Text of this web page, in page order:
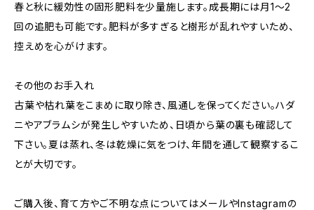
春と秋に緩効性の固形肥料を少量施します。成長期には月1〜2
回の追肥も可能です。肥料が多すぎると樹形が乱れやすいため、
控えめを心がけます。
その他のお手入れ
古葉や枯れ葉をこまめに取り除き、風通しを保ってください。ハダ
ニやアブラムシが発生しやすいため、日頃から葉の裏も確認して
下さい。夏は蒸れ、冬は乾燥に気をつけ、年間を通して観察するこ
とが大切です。
ご購入後、育て方やご不明な点についてはメールやInstagramの